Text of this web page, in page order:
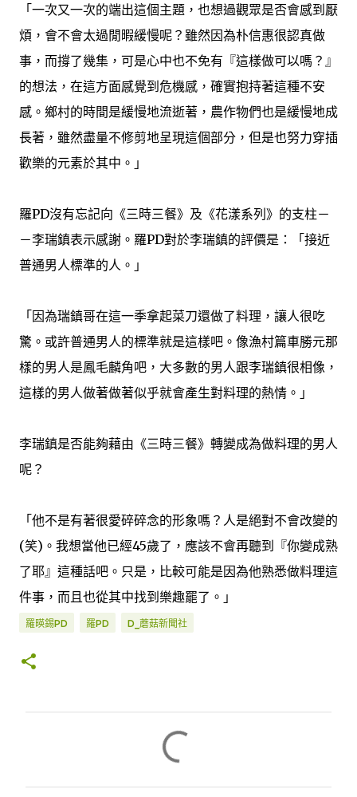
「一次又一次的端出這個主題，也想過觀眾是否會感到厭
煩，會不會太過閒暇緩慢呢？雖然因為朴信惠很認真做
事，而撐了幾集，可是心中也不免有『這樣做可以嗎？』
的想法，在這方面感覺到危機感，確實抱持著這種不安
感。鄉村的時間是緩慢地流逝著，農作物們也是緩慢地成
長著，雖然盡量不修剪地呈現這個部分，但是也努力穿插
歡樂的元素於其中。」
羅PD沒有忘記向《三時三餐》及《花漾系列》的支柱－
－李瑞鎮表示感謝。羅PD對於李瑞鎮的評價是：「接近
普通男人標準的人。」
「因為瑞鎮哥在這一季拿起菜刀還做了料理，讓人很吃
驚。或許普通男人的標準就是這樣吧。像漁村篇車勝元那
樣的男人是鳳毛麟角吧，大多數的男人跟李瑞鎮很相像，
這樣的男人做著做著似乎就會產生對料理的熱情。」
李瑞鎮是否能夠藉由《三時三餐》轉變成為做料理的男人
呢？
「他不是有著很愛碎碎念的形象嗎？人是絕對不會改變的
(笑)。我想當他已經45歲了，應該不會再聽到『你變成熟
了耶』這種話吧。只是，比較可能是因為他熟悉做料理這
件事，而且也從其中找到樂趣罷了。」
羅暎錫PD 羅PD D_蘑菇新聞社